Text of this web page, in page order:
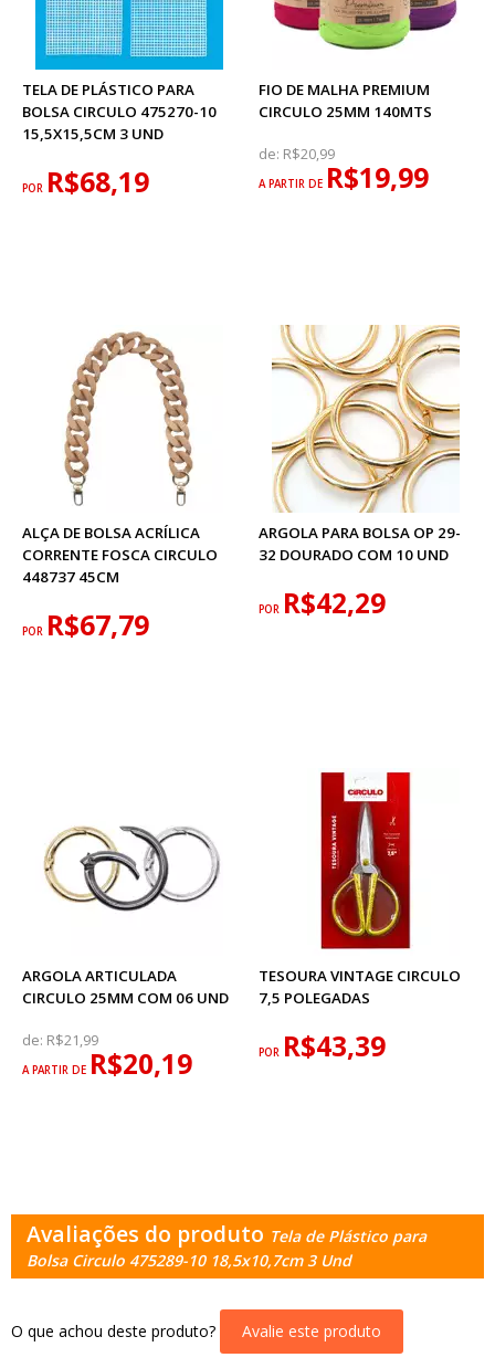
TELA DE PLÁSTICO PARA
BOLSA CIRCULO 475270-10
15,5X15,5CM 3 UND
POR R$68,19
FIO DE MALHA PREMIUM
CIRCULO 25MM 140MTS
de: R$20,99
A PARTIR DE R$19,99
ALÇA DE BOLSA ACRÍLICA
CORRENTE FOSCA CIRCULO
448737 45CM
POR R$67,79
ARGOLA PARA BOLSA OP 29-
32 DOURADO COM 10 UND
POR R$42,29
ARGOLA ARTICULADA
CIRCULO 25MM COM 06 UND
de: R$21,99
A PARTIR DE R$20,19
TESOURA VINTAGE CIRCULO
7,5 POLEGADAS
POR R$43,39
Avaliações do produto Tela de Plástico para
Bolsa Circulo 475289-10 18,5x10,7cm 3 Und
O que achou deste produto? Avalie este produto